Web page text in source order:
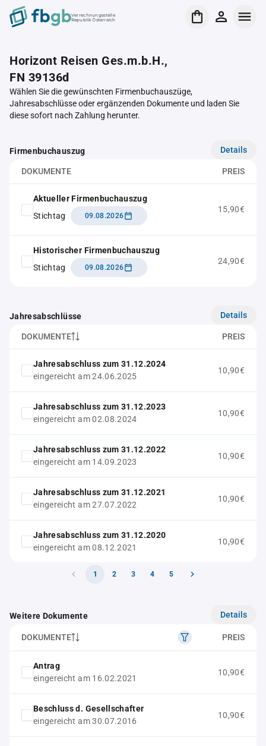
Verrechnungsstelle
Republik Österreich
Horizont Reisen Ges.m.b.H.,
FN 39136d
Wählen Sie die gewünschten Firmenbuchauszüge,
Jahresabschlüsse oder ergänzenden Dokumente und laden Sie
diese sofort nach Zahlung herunter.
Firmenbuchauszug Details
DOKUMENTE PREIS
Aktueller Firmenbuchauszug
Stichtag
09.08.2026
15,90€
Historischer Firmenbuchauszug
Stichtag
09.08.2026
24,90€
Jahresabschlüsse Details
DOKUMENTE PREIS
Jahresabschluss zum 31.12.2024
eingereicht am 24.06.2025
10,90€
Jahresabschluss zum 31.12.2023
eingereicht am 02.08.2024
10,90€
Jahresabschluss zum 31.12.2022
eingereicht am 14.09.2023
10,90€
Jahresabschluss zum 31.12.2021
eingereicht am 27.07.2022
10,90€
Jahresabschluss zum 31.12.2020
eingereicht am 08.12.2021
10,90€
1 2 3 4 5
Weitere Dokumente Details
DOKUMENTE PREIS
Antrag
eingereicht am 16.02.2021
10,90€
Beschluss d. Gesellschafter
eingereicht am 30.07.2016
10,90€